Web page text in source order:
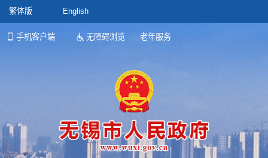
繁体版 English
手机客户端 无障碍浏览 老年服务